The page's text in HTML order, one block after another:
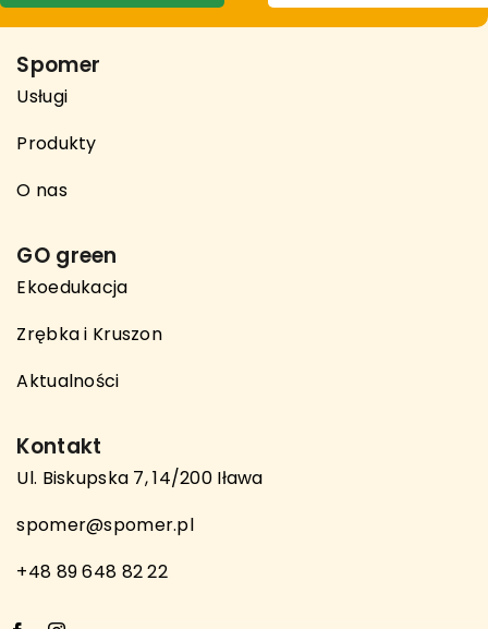
Spomer
Usługi
Produkty
O nas
GO green
Ekoedukacja
Zrębka i Kruszon
Aktualności
Kontakt
Ul. Biskupska 7, 14/200 Iława
spomer@spomer.pl
+48 89 648 82 22